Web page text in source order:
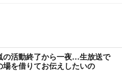
の活動終了から一夜…生放送で
場を借りてお伝えしたいの